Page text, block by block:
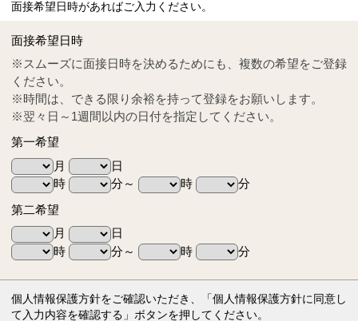
Tel
0570-55-0314
面接希望日時があればご入力ください。
面接希望日時
※スムーズに面接日時を決めるためにも、複数の希望をご登録
ください。
※時間は、できる限り余裕を持って登録をお願いします。
※翌々日～1週間以内の日付を指定してください。
第一希望
月
日
時
分～ 時
分
第二希望
月
日
時
分～ 時 分
個人情報保護方針をご確認いただき、「個人情報保護方針に同意し
て入力内容を確認する」ボタンを押してください。